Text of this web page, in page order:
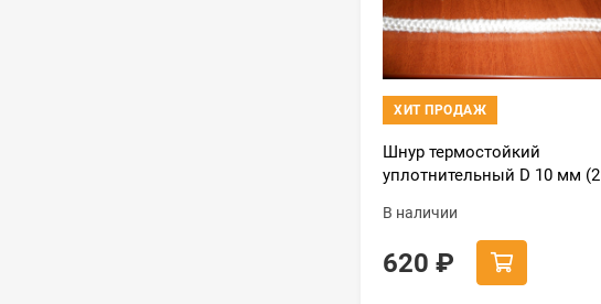
ХИТ ПРОДАЖ
Шнур термостойкий
уплотнительный D 10 мм (2
В наличии
620 ₽